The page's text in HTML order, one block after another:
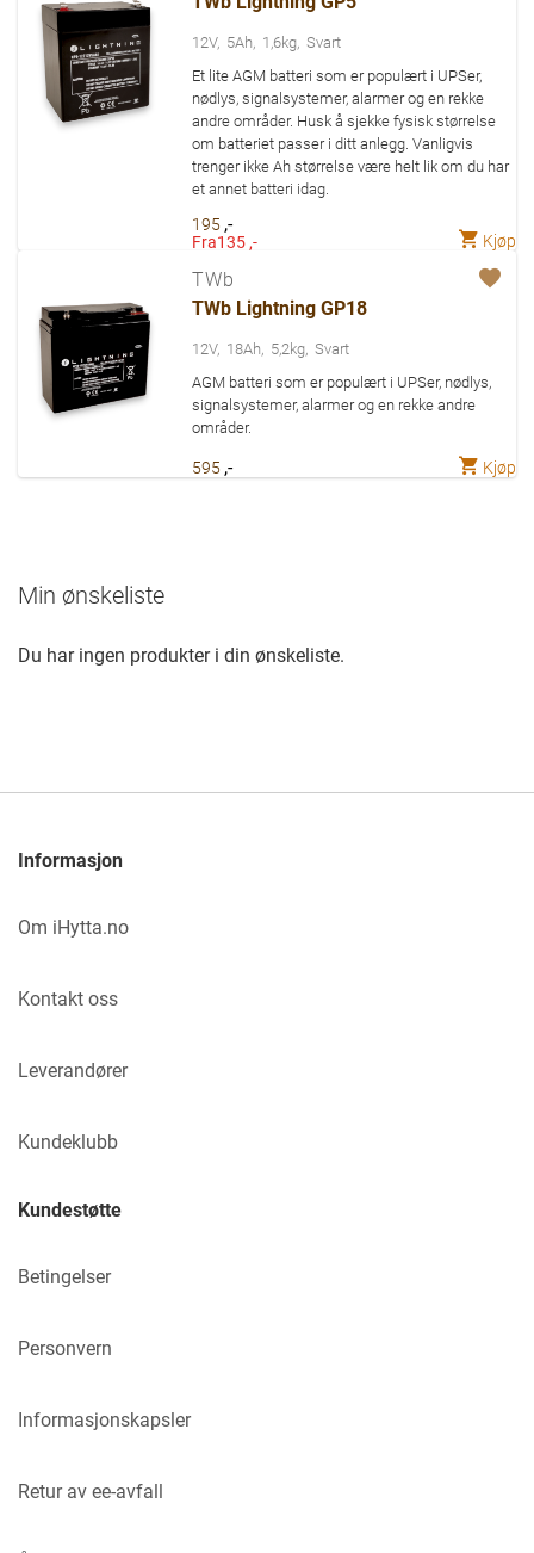
12V 5Ah 1,6kg Svart
Et lite AGM batteri som er populært i UPSer,
nødlys, signalsystemer, alarmer og en rekke
andre områder. Husk å sjekke fysisk størrelse
om batteriet passer i ditt anlegg. Vanligvis
trenger ikke Ah størrelse være helt lik om du har
et annet batteri idag.
195 ,-
Fra135 ,- Kjøp
TWb
TWb Lightning GP18
12V 18Ah 5,2kg Svart
AGM batteri som er populært i UPSer, nødlys,
signalsystemer, alarmer og en rekke andre
områder.
595 ,- Kjøp
Min ønskeliste
Du har ingen produkter i din ønskeliste.
Informasjon
Om iHytta.no
Kontakt oss
Leverandører
Kundeklubb
Kundestøtte
Betingelser
Personvern
Informasjonskapsler
Retur av ee-avfall